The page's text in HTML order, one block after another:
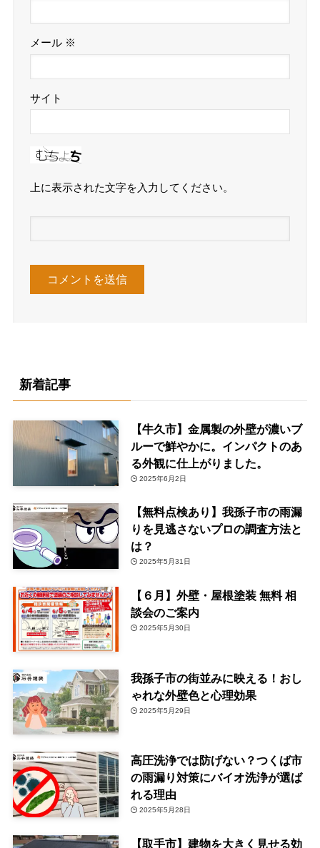
メール ※
サイト
上に表示された文字を入力してください。
新着記事
【牛久市】金属製の外壁が濃いブ
ルーで鮮やかに。インパクトのあ
る外観に仕上がりました。
2025年6月2日
【無料点検あり】我孫子市の雨漏
りを見逃さないプロの調査方法と
は？
2025年5月31日
【６月】外壁・屋根塗装 無料 相
談会のご案内
2025年5月30日
我孫子市の街並みに映える！おし
ゃれな外壁色と心理効果
2025年5月29日
高圧洗浄では防げない？つくば市
の雨漏り対策にバイオ洗浄が選ば
れる理由
2025年5月28日
【取手市】建物を大きく見せる効